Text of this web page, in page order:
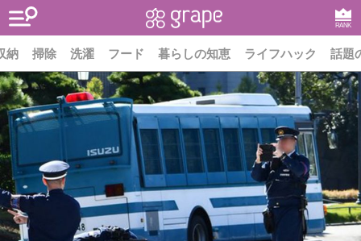
RANK
納 掃除 洗濯 フード 暮らしの知恵 ライフハック 話題